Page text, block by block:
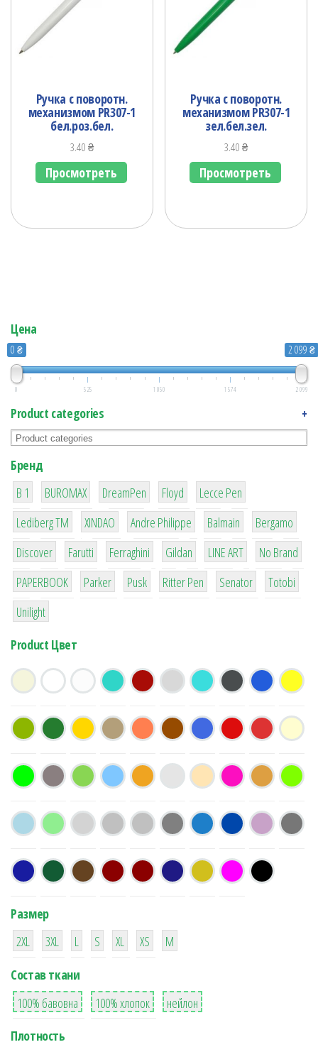
Ручка с поворотн.
механизмом PR307-1
бел.роз.бел.
3.40₴
Просмотреть
Ручка с поворотн.
механизмом PR307-1
зел.бел.зел.
3.40₴
Просмотреть
Цена
0 ₴ 2 099 ₴
0 525 1 050 1 574 2 099
Product categories +
Бренд
B 1
1
BUROMAX
1
DreamPen
2
Floyd
2
Lecce Pen
3
Lediberg ТМ
3
XINDAO
1
Andre Philippe
4
Balmain
26
Bergamo
64
Discover
299
Farutti
4
Ferraghini
42
Gildan
4
LINE ART
90
No Brand
8
PAPERBOOK
6
Parker
2
Pusk
22
Ritter Pen
15
Senator
43
Totobi
1
Unilight
Product Цвет
Размер
38
2XL
16
3XL
42
L
42
S
42
XL XS
М
Состав ткани
8
100% бавовна
36
100% хлопок
2
нейлон
Плотность